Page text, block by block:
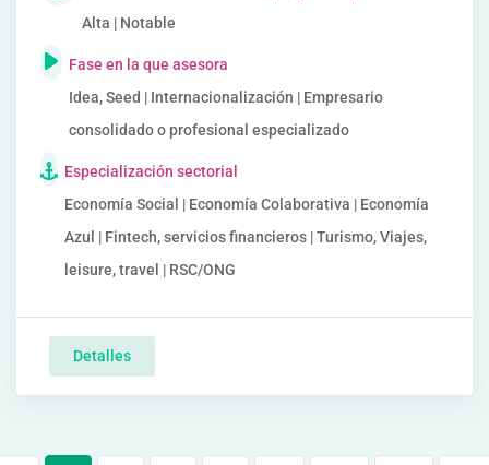
Alta | Notable
Fase en la que asesora
Idea, Seed | Internacionalización | Empresario
consolidado o profesional especializado
Especialización sectorial
Economía Social | Economía Colaborativa | Economía
Azul | Fintech, servicios financieros | Turismo, Viajes,
leisure, travel | RSC/ONG
Detalles